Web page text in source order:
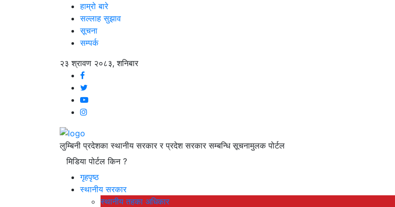
हाम्रो बारे
सल्लाह सुझाव
सूचना
सम्पर्क
२३ श्रावण २०८३, शनिबार
लुम्बिनी प्रदेशका स्थानीय सरकार र प्रदेश सरकार सम्बन्धि सूचनामुलक पोर्टल
मिडिया पोर्टल किन ?
गृहपृष्ठ
स्थानीय सरकार
स्थानीय तहका अधिकार